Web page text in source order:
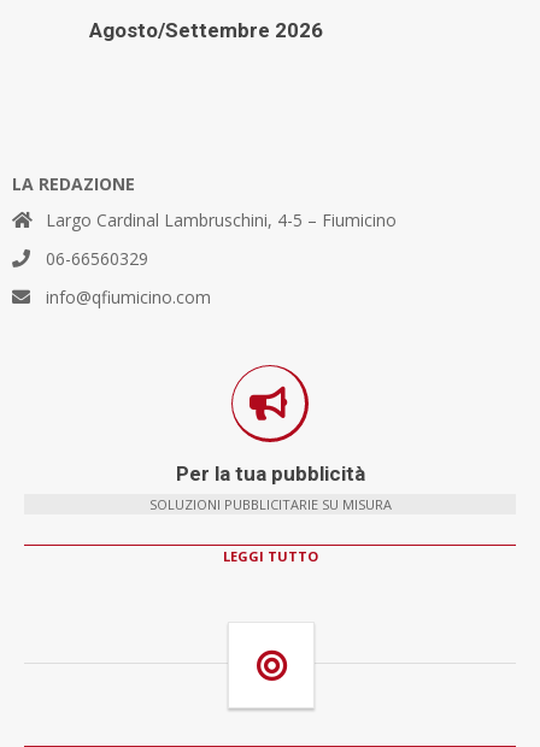
Agosto/Settembre 2026
LA REDAZIONE
Largo Cardinal Lambruschini, 4-5 – Fiumicino
06-66560329
info@qfiumicino.com
Per la tua pubblicità
SOLUZIONI PUBBLICITARIE SU MISURA
LEGGI TUTTO